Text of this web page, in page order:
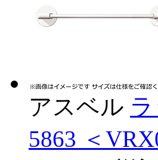
アスベル
5863 ＜